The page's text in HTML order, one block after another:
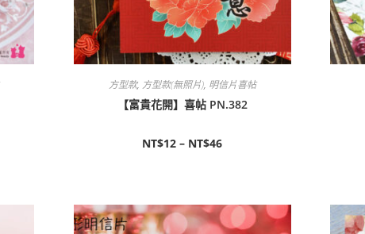
方型款, 方型款(無照片), 明信片喜帖
【富貴花開】喜帖 PN.382
NT$12 – NT$46